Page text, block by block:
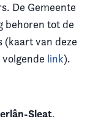
De Gemeente
behoren tot de
(kaart van deze
link).
Sleat.